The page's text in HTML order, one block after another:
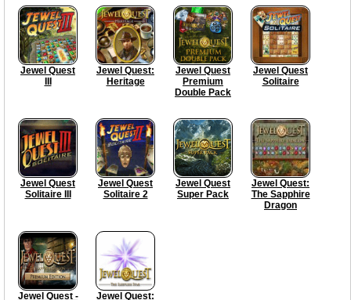
Jewel Quest
III
Jewel Quest:
Heritage
Jewel Quest
Premium
Double Pack
Jewel Quest
Solitaire
Jewel Quest
Solitaire III
Jewel Quest
Solitaire 2
Jewel Quest
Super Pack
Jewel Quest:
The Sapphire
Dragon
Jewel Quest -
Jewel Quest: